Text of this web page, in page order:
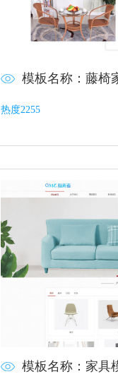
模板名称：藤椅
热度2255
模板名称：家具